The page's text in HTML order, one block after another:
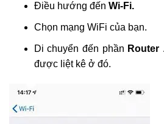
Điều hướng đến Wi-Fi.
Chọn mạng WiFi của bạn.
Di chuyển đến phần Router
được liệt kê ở đó.